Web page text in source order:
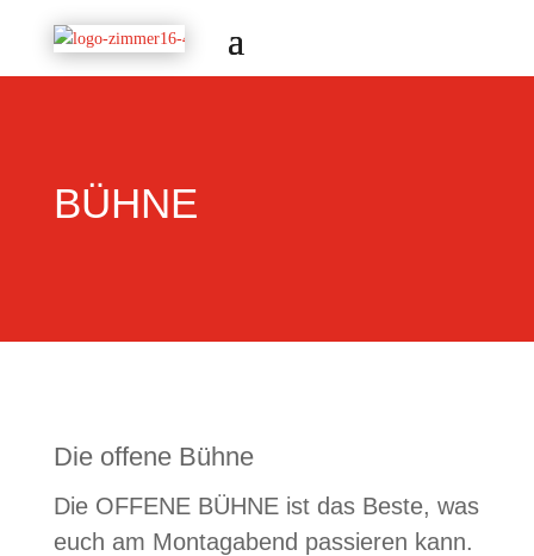
BÜHNE
Die offene Bühne
Die OFFENE BÜHNE ist das Beste, was
euch am Montagabend passieren kann.